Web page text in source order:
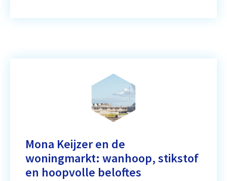
Mona Keijzer en de
woningmarkt: wanhoop, stikstof
en hoopvolle beloftes